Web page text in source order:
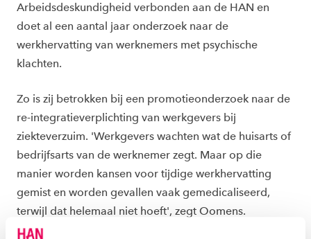
Arbeidsdeskundigheid verbonden aan de HAN en
doet al een aantal jaar onderzoek naar de
werkhervatting van werknemers met psychische
klachten.
Zo is zij betrokken bij een promotieonderzoek naar de
re-integratieverplichting van werkgevers bij
ziekteverzuim. 'Werkgevers wachten wat de huisarts of
bedrijfsarts van de werknemer zegt. Maar op die
manier worden kansen voor tijdige werkhervatting
gemist en worden gevallen vaak gemedicaliseerd,
terwijl dat helemaal niet hoeft', zegt Oomens.